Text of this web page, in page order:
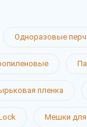
Одноразовые
пленка
Мешки для